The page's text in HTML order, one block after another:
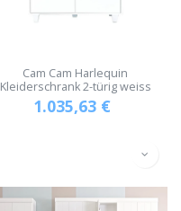
Cam Cam Harlequin
Kleiderschrank 2-türig weiss
1.035,63€